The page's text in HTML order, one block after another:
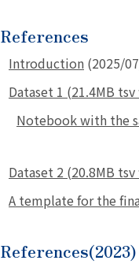
References
Introduction (2025/
Dataset 1 (21.4MB
Notebook with the
Dataset 2 (20.8MB
A template for the
References(2023)